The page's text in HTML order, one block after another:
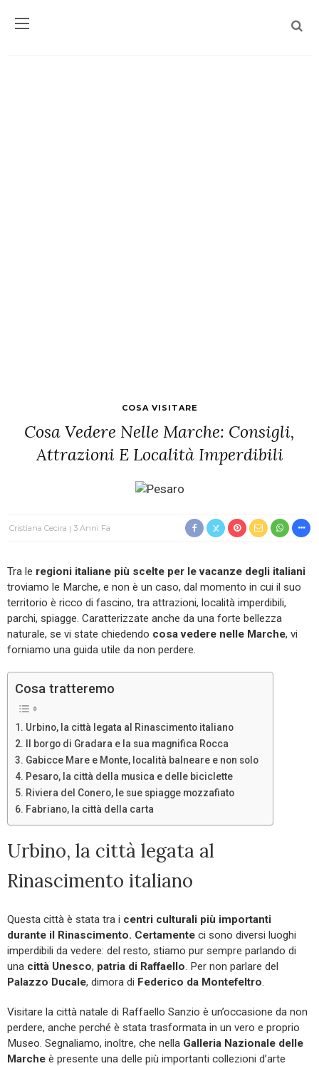
COSA VISITARE
Cosa Vedere Nelle Marche: Consigli,
Attrazioni E Località Imperdibili
Cristiana Cecira 3 Anni Fa
Tra le regioni italiane più scelte per le vacanze degli italiani
troviamo le Marche, e non è un caso, dal momento in cui il suo
territorio è ricco di fascino, tra attrazioni, località imperdibili,
parchi, spiagge. Caratterizzate anche da una forte bellezza
naturale, se vi state chiedendo cosa vedere nelle Marche, vi
forniamo una guida utile da non perdere.
Cosa tratteremo
Urbino, la città legata al Rinascimento italiano
Il borgo di Gradara e la sua magnifica Rocca
Gabicce Mare e Monte, località balneare e non solo
Pesaro, la città della musica e delle biciclette
Riviera del Conero, le sue spiagge mozzafiato
Fabriano, la città della carta
Urbino, la città legata al
Rinascimento italiano
Questa città è stata tra i centri culturali più importanti
durante il Rinascimento. Certamente ci sono diversi luoghi
imperdibili da vedere: del resto, stiamo pur sempre parlando di
una città Unesco, patria di Raffaello. Per non parlare del
Palazzo Ducale, dimora di Federico da Montefeltro.
Visitare la città natale di Raffaello Sanzio è un’occasione da non
perdere, anche perché è stata trasformata in un vero e proprio
Museo. Segnaliamo, inoltre, che nella Galleria Nazionale delle
Marche è presente una delle più importanti collezioni d’arte